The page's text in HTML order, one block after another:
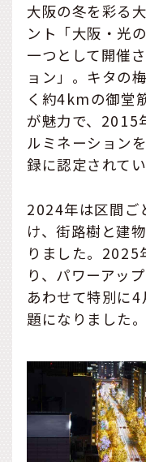
大阪の冬を彩る
ント「大阪・光
一つとして開催
ョン」。キタの
く約4kmの御堂
が魅力で、2015
ルミネーション
録に認定されてい
2024年は区間ご
け、街路樹と建
りました。2025
り、パワーアッ
あわせて特別に
題になりました。